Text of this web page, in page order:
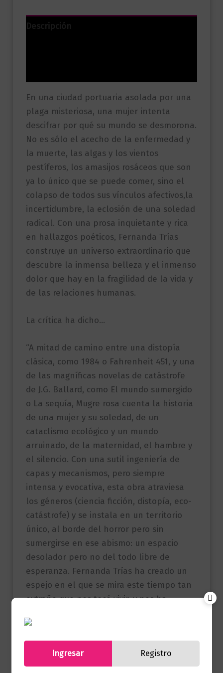
Descripción
En una ciudad portuaria asolada por una
plaga misteriosa, una mujer intenta
descifrar por qué su mundo se desmorona.
No es sólo el acecho de la enfermedad y
la muerte, las algas y los vientos
pestíferos, los amasijos rosáceos que son
ya lo único que se puede comer, sino el
colapso de todos sus vínculos afectivos,la
incertidumbre, la eclosión de una soledad
radical. Con una prosa inquietante y rica
en hallazgos poéticos, Fernanda Trías
construye un universo extraordinario que
descubre la inmensa belleza y el inmenso
dolor que hay en la fragilidad de la vida y
de las relaciones humanas.
La crítica ha dicho…
“A mitad de camino entre una distopía
clásica, como 1984 o Fahrenheit 451, y una
de las magníficas novelas de catástrofe
de J.G. Ballard, como El mundo sumergido
o La sequía, Mugre rosa cuenta la historia
de una mujer y su soledad, de un
cataclismo ecológico y un mundo
arruinado, de la maternidad, el hambre y
el silencio. Con una sutil ingeniería de
capas y mecanismos, pero siempre
intensa y evocativa, esta obra atraviesa
los géneros (ciencia ficción, distopía, eco-
catástrofe) y se instala en un territorio
único, al borde del horror pero sin
sumergirse en ese abismo: un espacio
desolador pero no del todo libre de
esperanza. Fernanda Trías ha creado un
espejo en el que se mira este tiempo tan
extraño que nos tocó vivir, y nos ha
mejor de sus novelas”.
Ramiro Sanchiz
Ingresar Registro